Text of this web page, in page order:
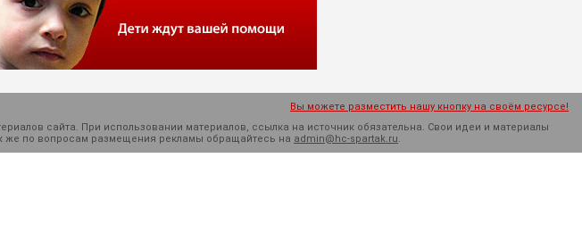
Вы можете разместить нашу кнопку на своём ресурсе!
сайта. При использовании материалов, ссылка на источник обязательна. Cвои идеи и материалы
же по вопросам размещения рекламы обращайтесь на admin@hc-spartak.ru.